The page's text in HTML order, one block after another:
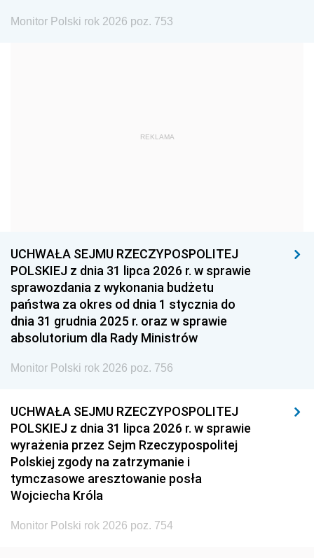
1975 1974
1959
1939 1938 1937
1936 1930
Monitor Polski rok 2026 poz. 753
REKLAMA
UCHWAŁA SEJMU RZECZYPOSPOLITEJ
POLSKIEJ z dnia 31 lipca 2026 r. w sprawie
sprawozdania z wykonania budżetu
państwa za okres od dnia 1 stycznia do
dnia 31 grudnia 2025 r. oraz w sprawie
absolutorium dla Rady Ministrów
Monitor Polski rok 2026 poz. 756
UCHWAŁA SEJMU RZECZYPOSPOLITEJ
POLSKIEJ z dnia 31 lipca 2026 r. w sprawie
wyrażenia przez Sejm Rzeczypospolitej
Polskiej zgody na zatrzymanie i
tymczasowe aresztowanie posła
Wojciecha Króla
Monitor Polski rok 2026 poz. 754